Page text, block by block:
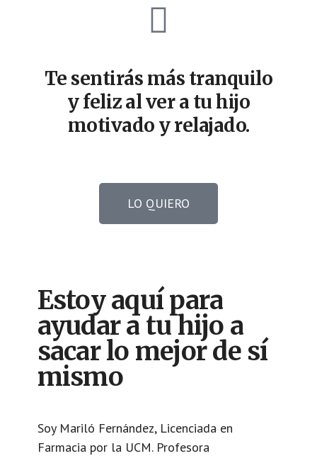
Te sentirás más tranquilo
y feliz al ver a tu hijo
motivado y relajado.​
LO QUIERO
Estoy aquí para
ayudar a tu hijo a
sacar lo mejor de sí
mismo
Soy Mariló Fernández, Licenciada en
Farmacia por la UCM. Profesora